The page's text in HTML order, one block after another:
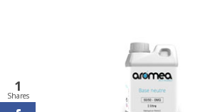
1
Shares